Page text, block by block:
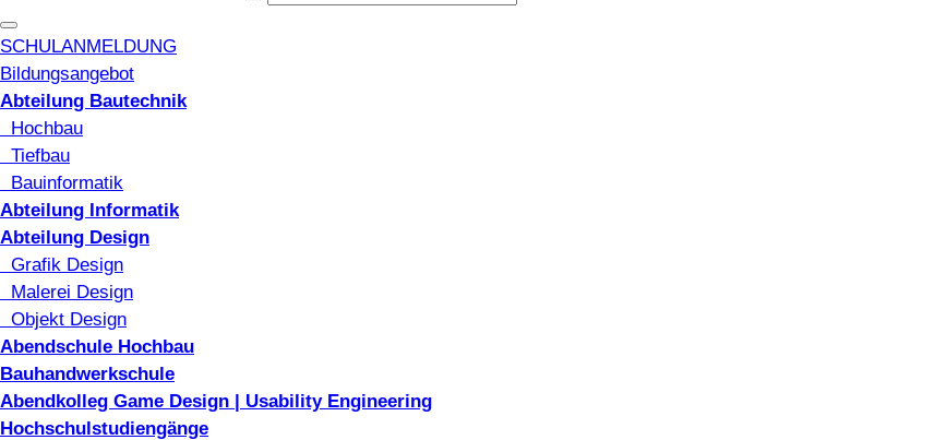
SCHULANMELDUNG
Bildungsangebot
Abteilung Bautechnik
Hochbau
Tiefbau
Bauinformatik
Abteilung Informatik
Abteilung Design
Grafik Design
Malerei Design
Objekt Design
Abendschule Hochbau
Bauhandwerkschule
Abendkolleg Game Design | Usability Engineering
Hochschulstudiengänge